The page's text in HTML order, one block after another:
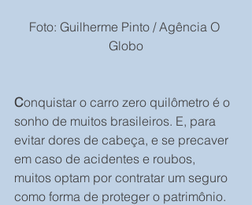
Foto: Guilherme Pinto / Agência O
Globo
Conquistar o carro zero quilômetro é o
sonho de muitos brasileiros. E, para
evitar dores de cabeça, e se precaver
em caso de acidentes e roubos,
muitos optam por contratar um seguro
como forma de proteger o patrimônio.